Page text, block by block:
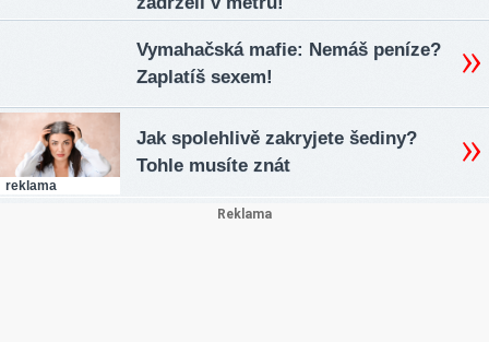
Vymahačská mafie: Nemáš peníze?
Zaplatíš sexem!
reklama
Jak spolehlivě zakryjete šediny?
Tohle musíte znát